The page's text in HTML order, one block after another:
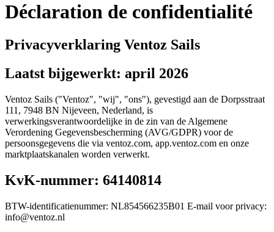
Déclaration de confidentialité
Privacyverklaring Ventoz Sails
Laatst bijgewerkt: april 2026
Ventoz Sails ("Ventoz", "wij", "ons"), gevestigd aan de Dorpsstraat
111, 7948 BN Nijeveen, Nederland, is
verwerkingsverantwoordelijke in de zin van de Algemene
Verordening Gegevensbescherming (AVG/GDPR) voor de
persoonsgegevens die via ventoz.com, app.ventoz.com en onze
marktplaatskanalen worden verwerkt.
KvK-nummer: 64140814
BTW-identificatienummer: NL854566235B01 E-mail voor privacy:
info@ventoz.nl